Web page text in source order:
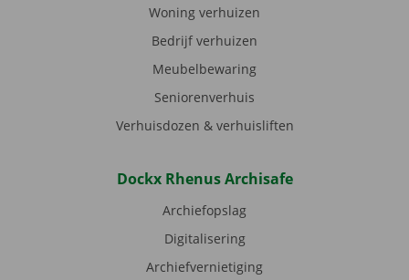
Woning verhuizen
Bedrijf verhuizen
Meubelbewaring
Seniorenverhuis
Verhuisdozen & verhuisliften
Dockx Rhenus Archisafe
Archiefopslag
Digitalisering
Archiefvernietiging